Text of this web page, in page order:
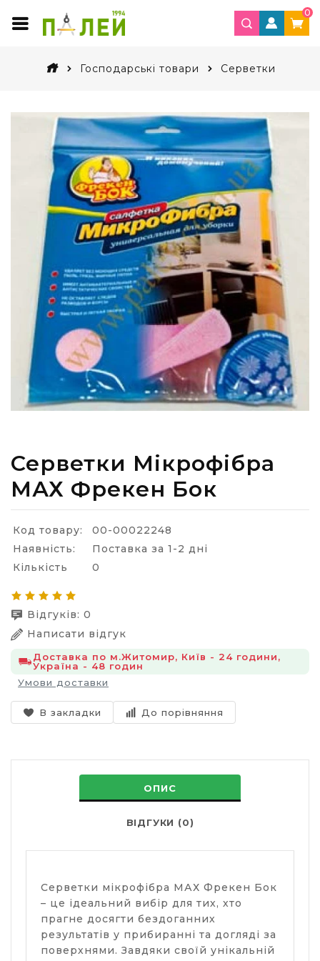
0
Господарські товари Серветки
Серветки Мікрофібра
МАХ Фрекен Бок
Код товару:
00-00022248
Наявність:
Поставка за 1-2 дні
Кількість
0
Відгуків: 0
Написати відгук
Доставка по м.Житомир, Київ - 24 години,
Україна - 48 годин
Умови доставки
В закладки До порівняння
ОПИС
ВІДГУКИ (0)
Серветки мікрофібра МАХ Фрекен Бок
– це ідеальний вибір для тих, хто
прагне досягти бездоганних
результатів у прибиранні та догляді за
поверхнями. Завдяки своїй унікальній